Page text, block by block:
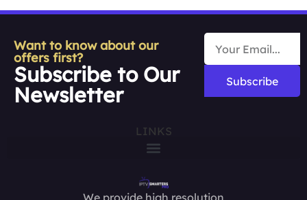
Want to know about our
offers first?
Subscribe to Our
Newsletter
Subscribe
LINKS